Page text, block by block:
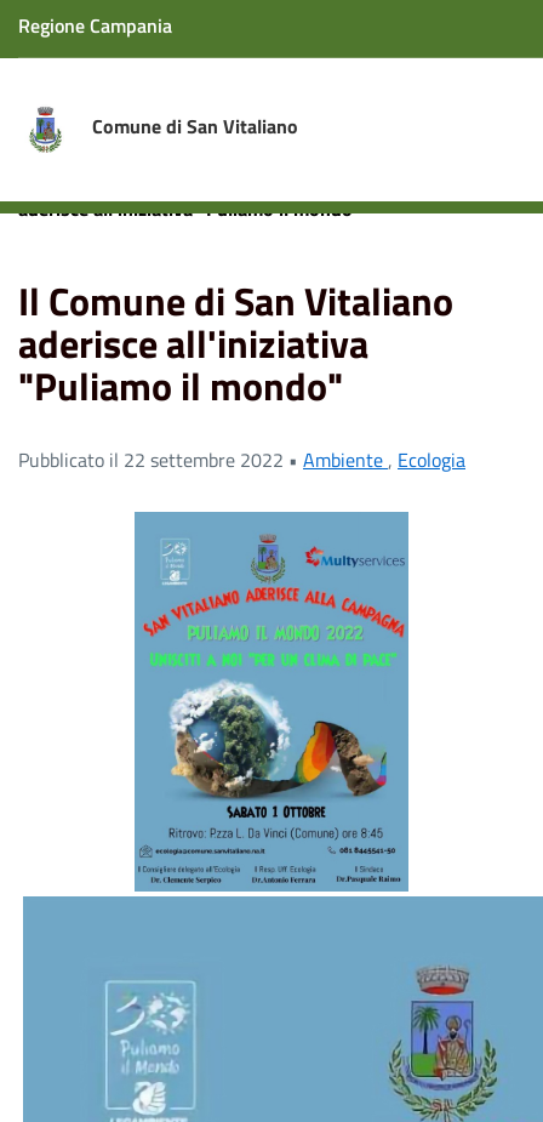
Regione Campania
Comune di San Vitaliano
aderisce all'iniziativa "Puliamo il mondo"
Il Comune di San Vitaliano
aderisce all'iniziativa
"Puliamo il mondo"
Pubblicato il 22 settembre 2022 • Ambiente, Ecologia